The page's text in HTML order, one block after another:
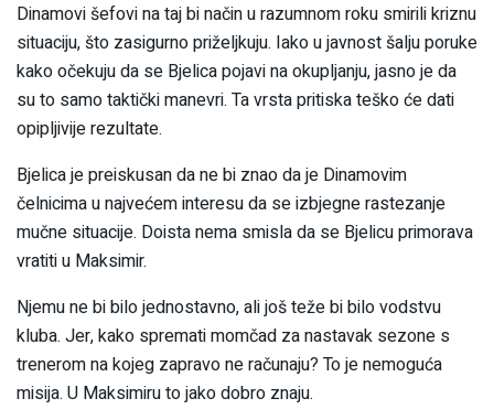
Dinamovi šefovi na taj bi način u razumnom roku smirili kriznu
situaciju, što zasigurno priželjkuju. Iako u javnost šalju poruke
kako očekuju da se Bjelica pojavi na okupljanju, jasno je da
su to samo taktički manevri. Ta vrsta pritiska teško će dati
opipljivije rezultate.
Bjelica je preiskusan da ne bi znao da je Dinamovim
čelnicima u najvećem interesu da se izbjegne rastezanje
mučne situacije. Doista nema smisla da se Bjelicu primorava
vratiti u Maksimir.
Njemu ne bi bilo jednostavno, ali još teže bi bilo vodstvu
kluba. Jer, kako spremati momčad za nastavak sezone s
trenerom na kojeg zapravo ne računaju? To je nemoguća
misija. U Maksimiru to jako dobro znaju.